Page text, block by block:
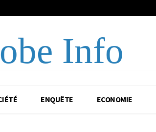
Info
ENQUÊTE ECONOMIE